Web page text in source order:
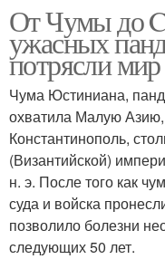
От Чумы до
ужасных
потрясли мир
Чума Юстиниана,
охватила Малую
Константинополь,
(Византийской)
н. э. После того как
суда и войска
позволило болезни
следующих 50 лет.